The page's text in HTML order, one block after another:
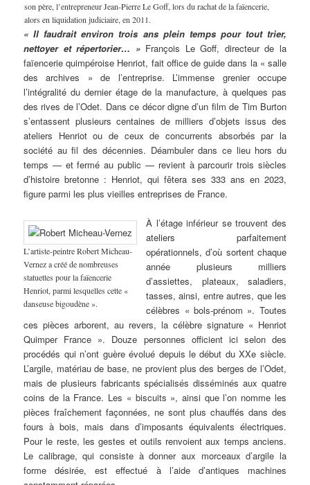
son père, l’entrepreneur Jean-Pierre Le Goff, lors du rachat de la faïencerie,
alors en liquidation judiciaire, en 2011.
« Il faudrait environ trois ans plein temps pour tout trier,
nettoyer et répertorier… »François Le Goff, directeur de la
faïencerie quimpéroise Henriot, fait office de guide dans la « salle
des archives » de l’entreprise. L’immense grenier occupe
l’intégralité du dernier étage de la manufacture, à quelques pas
des rives de l’Odet. Dans ce décor digne d’un film de Tim Burton
s’entassent plusieurs centaines de milliers d’objets issus des
ateliers Henriot ou de ceux de concurrents absorbés par la
société au fil des décennies. Déambuler dans ce lieu hors du
temps — et fermé au public — revient à parcourir trois siècles
d’histoire bretonne : Henriot, qui fêtera ses 333 ans en 2023,
figure parmi les plus vieilles entreprises de France.
L’artiste-peintre Robert Micheau-
Vernez a créé de nombreuses
statuettes pour la faïencerie
Henriot, parmi lesquelles cette «
danseuse bigoudène ».
À l’étage inférieur se trouvent des
ateliers parfaitement
opérationnels, d’où sortent chaque
année plusieurs milliers
d’assiettes, plateaux, saladiers,
tasses, ainsi, entre autres, que les
célèbres « bols-prénom ». Toutes
ces pièces arborent, au revers, la célèbre signature « Henriot
Quimper France ». Douze personnes officient ici selon des
procédés qui n’ont guère évolué depuis le début du XXe siècle.
L’argile, matériau de base, ne provient plus des berges de l’Odet,
mais de plusieurs fabricants spécialisés disséminés aux quatre
coins de la France. Les « biscuits », ainsi que l’on nomme les
pièces fraîchement façonnées, ne sont plus chauffés dans des
fours à bois, mais dans d’imposants équivalents électriques.
Pour le reste, les gestes et outils renvoient aux temps anciens.
Le calibrage, qui consiste à donner aux morceaux d’argile la
forme désirée, est effectué à l’aide d’antiques machines